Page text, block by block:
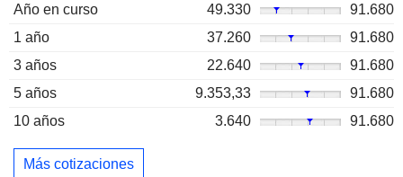
Año en curso
49.330
91.680
1 año
37.260
91.680
3 años
22.640
91.680
5 años
9.353,33
91.680
10 años
3.640 91.680
Más cotizaciones